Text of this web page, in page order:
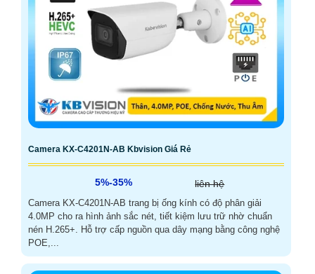
Camera KX-C4201N-AB Kbvision Giá Rẻ
5%-35% liên hệ
Camera KX-C4201N-AB trang bị ống kính có độ phân giải
4.0MP cho ra hình ảnh sắc nét, tiết kiệm lưu trữ nhờ chuẩn
nén H.265+. Hỗ trợ cấp nguồn qua dây mạng bằng công nghệ
POE,...